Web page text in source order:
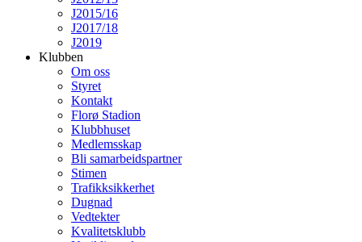
J2015/16
J2017/18
J2019
Klubben
Om oss
Styret
Kontakt
Florø Stadion
Klubbhuset
Medlemsskap
Bli samarbeidspartner
Stimen
Trafikksikkerhet
Dugnad
Vedtekter
Kvalitetsklubb